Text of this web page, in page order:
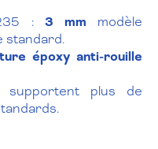
: 3 mm modèle
standard.
époxy anti-rouille
supportent plus de